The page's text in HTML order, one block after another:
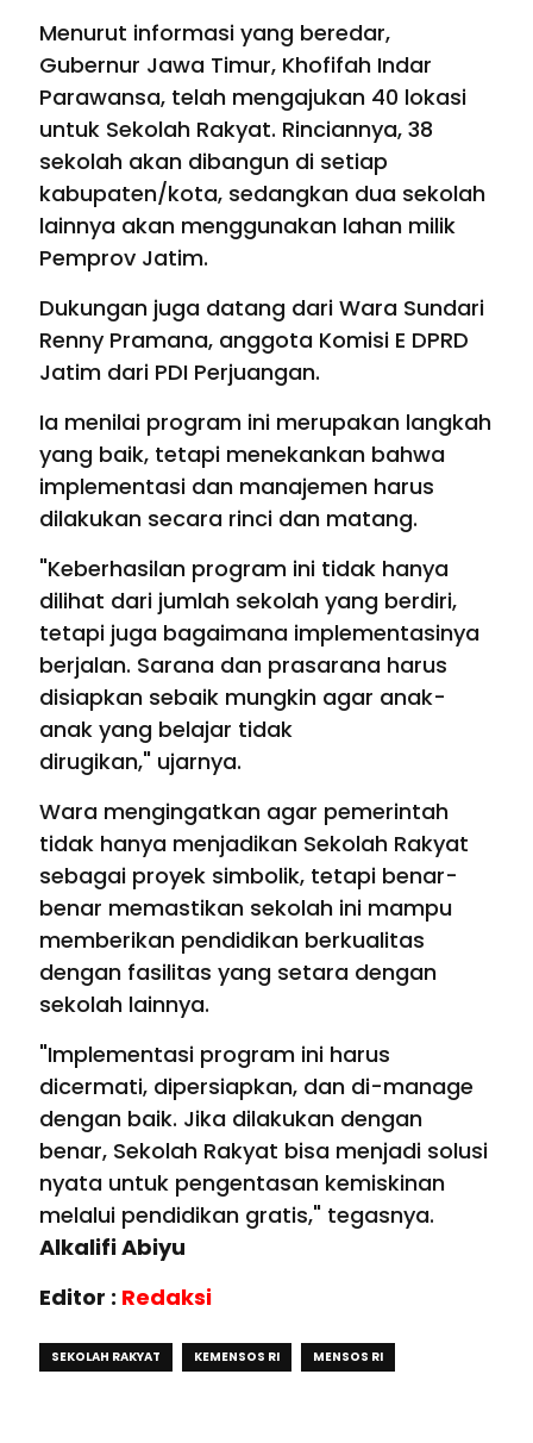
Menurut informasi yang beredar,
Gubernur Jawa Timur, Khofifah Indar
Parawansa, telah mengajukan 40 lokasi
untuk Sekolah Rakyat. Rinciannya, 38
sekolah akan dibangun di setiap
kabupaten/kota, sedangkan dua sekolah
lainnya akan menggunakan lahan milik
Pemprov Jatim.
Dukungan juga datang dari Wara Sundari
Renny Pramana, anggota Komisi E DPRD
Jatim dari PDI Perjuangan.
Ia menilai program ini merupakan langkah
yang baik, tetapi menekankan bahwa
implementasi dan manajemen harus
dilakukan secara rinci dan matang.
"Keberhasilan program ini tidak hanya
dilihat dari jumlah sekolah yang berdiri,
tetapi juga bagaimana implementasinya
berjalan. Sarana dan prasarana harus
disiapkan sebaik mungkin agar anak-
anak yang belajar tidak
dirugikan," ujarnya.
Wara mengingatkan agar pemerintah
tidak hanya menjadikan Sekolah Rakyat
sebagai proyek simbolik, tetapi benar-
benar memastikan sekolah ini mampu
memberikan pendidikan berkualitas
dengan fasilitas yang setara dengan
sekolah lainnya.
"Implementasi program ini harus
dicermati, dipersiapkan, dan di-manage
dengan baik. Jika dilakukan dengan
benar, Sekolah Rakyat bisa menjadi solusi
nyata untuk pengentasan kemiskinan
melalui pendidikan gratis," tegasnya.
Alkalifi Abiyu
Editor : Redaksi
SEKOLAH RAKYAT KEMENSOS RI MENSOS RI